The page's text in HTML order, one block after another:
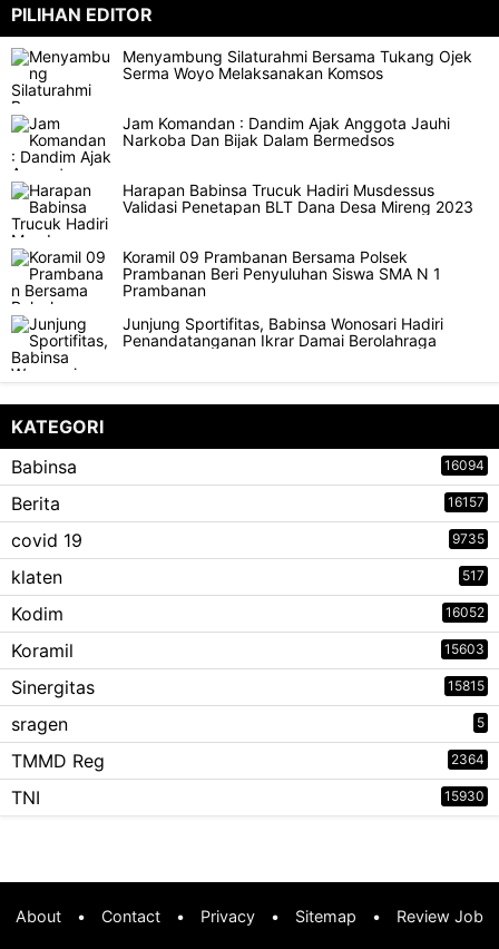
PILIHAN EDITOR
Menyambung Silaturahmi Bersama Tukang Ojek
Serma Woyo Melaksanakan Komsos
Jam Komandan : Dandim Ajak Anggota Jauhi
Narkoba Dan Bijak Dalam Bermedsos
Harapan Babinsa Trucuk Hadiri Musdessus
Validasi Penetapan BLT Dana Desa Mireng 2023
Koramil 09 Prambanan Bersama Polsek
Prambanan Beri Penyuluhan Siswa SMA N 1
Prambanan
Junjung Sportifitas, Babinsa Wonosari Hadiri
Penandatanganan Ikrar Damai Berolahraga
KATEGORI
Babinsa
16094
Berita 16157
covid 19 9735
klaten 517
Kodim 16052
Koramil 15603
Sinergitas 15815
sragen 5
TMMD Reg 2364
TNI 15930
About • Contact • Privacy • Sitemap • Review Job